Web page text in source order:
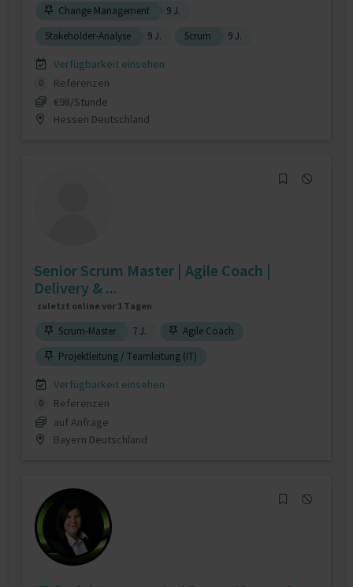
Change Management
9 J.
Stakeholder-Analyse
9 J. Scrum 9 J.
Verfügbarkeit einsehen
0
Referenzen
€98/Stunde
Hessen Deutschland
Senior Scrum Master | Agile Coach |
Delivery & ...
zuletzt online vor 1 Tagen
Scrum-Master 7 J.
Agile Coach
Projektleitung / Teamleitung (IT)
Verfügbarkeit einsehen
0
Referenzen
auf Anfrage
Bayern Deutschland